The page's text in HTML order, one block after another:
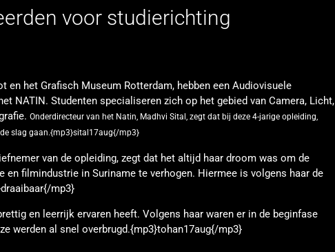
voor studierichting
en het Grafisch Museum Rotterdam, hebben een Audiovisuele
NATIN. Studenten specialiseren zich op het gebied van Camera, Licht,
Onderdirecteur van het Natin, Madhvi Sital, zegt dat bij deze 4-jarige opleiding,
slag gaan.{mp3}sital17aug{/mp3}
van de opleiding, zegt dat het altijd haar droom was om de
en filmindustrie in Suriname te verhogen. Hiermee is volgens haar de
mp3}
en leerrijk ervaren heeft. Volgens haar waren er in de beginfase
werden al snel overbrugd.{mp3}tohan17aug{/mp3}